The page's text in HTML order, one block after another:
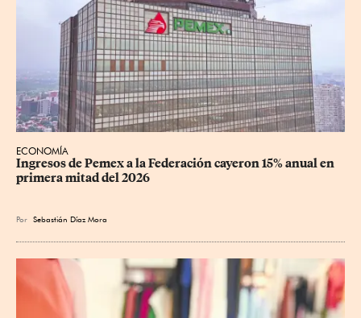
ECONOMÍA
Ingresos de Pemex a la Federación cayeron 15% anual en
primera mitad del 2026
Por Sebastián Díaz Mora